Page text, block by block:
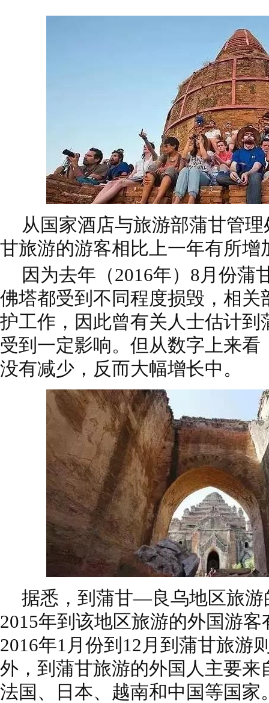
从国家酒店与旅游部蒲甘管
甘旅游的游客相比上一年有所增
因为去年（2016年）8月份蒲
佛塔都受到不同程度损毁，相关
护工作，因此曾有关人士估计到
受到一定影响。但从数字上来
没有减少，反而大幅增长中。
据悉，到蒲甘—良乌地区旅游
2015年到该地区旅游的外国游客
2016年1月份到12月到蒲甘旅游
外，到蒲甘旅游的外国人主要来
法国、日本、越南和中国等国家